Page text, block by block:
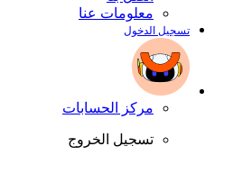
معلومات عنا
تسجيل الدخول
مركز الحسابات
تسجيل الخروج